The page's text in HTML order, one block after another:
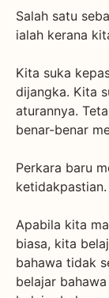
Salah satu
ialah kerana
Kita suka
dijangka. Kita
aturannya.
benar-benar
Perkara baru
ketidakpastian.
Apabila kita
biasa, kita
bahawa tidak
belajar